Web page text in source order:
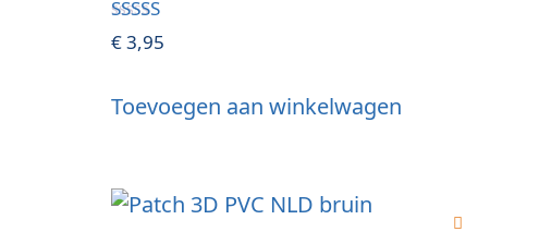
Gewaardeerd
4.80
€3,95
Toevoegen aan winkelwagen